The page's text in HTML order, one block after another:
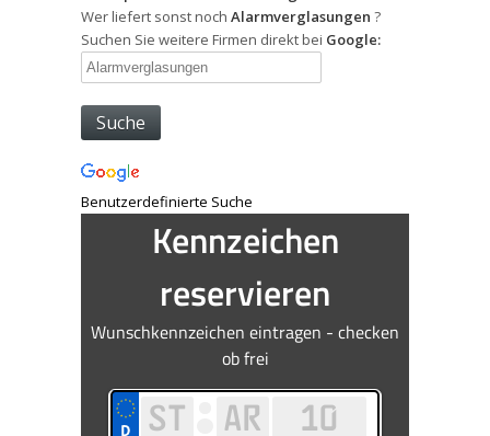
Wer liefert sonst noch Alarmverglasungen ?
Suchen Sie weitere Firmen direkt bei Google:
Benutzerdefinierte Suche